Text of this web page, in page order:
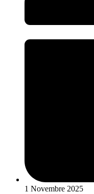
1 Novembre 2025